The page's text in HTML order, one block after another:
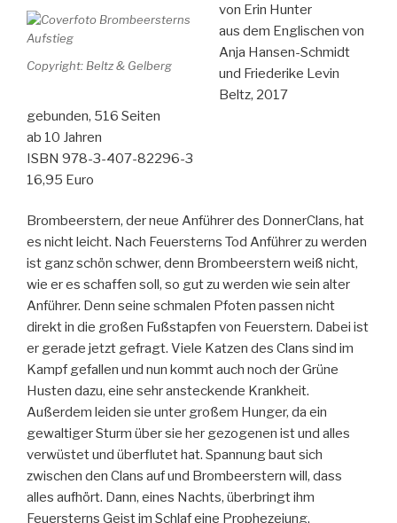
Copyright: Beltz & Gelberg
von Erin Hunter
aus dem Englischen von
Anja Hansen-Schmidt
und Friederike Levin
Beltz, 2017
gebunden, 516 Seiten
ab 10 Jahren
ISBN 978-3-407-82296-3
16,95 Euro
Brombeerstern, der neue Anführer des DonnerClans, hat
es nicht leicht. Nach Feuersterns Tod Anführer zu werden
ist ganz schön schwer, denn Brombeerstern weiß nicht,
wie er es schaffen soll, so gut zu werden wie sein alter
Anführer. Denn seine schmalen Pfoten passen nicht
direkt in die großen Fußstapfen von Feuerstern. Dabei ist
er gerade jetzt gefragt. Viele Katzen des Clans sind im
Kampf gefallen und nun kommt auch noch der Grüne
Husten dazu, eine sehr ansteckende Krankheit.
Außerdem leiden sie unter großem Hunger, da ein
gewaltiger Sturm über sie her gezogenen ist und alles
verwüstet und überflutet hat. Spannung baut sich
zwischen den Clans auf und Brombeerstern will, dass
alles aufhört. Dann, eines Nachts, überbringt ihm
Feuersterns Geist im Schlaf eine Prophezeiung.